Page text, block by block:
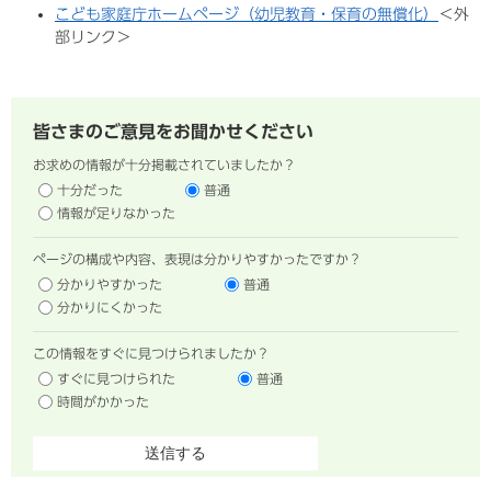
こども家庭庁ホームページ（幼児教育・保育の無償化）
＜外
部リンク＞
皆さまのご意見をお聞かせください
お求めの情報が十分掲載されていましたか？
十分だった
普通
情報が足りなかった
ページの構成や内容、表現は分かりやすかったですか？
分かりやすかった
普通
分かりにくかった
この情報をすぐに見つけられましたか？
すぐに見つけられた
普通
時間がかかった